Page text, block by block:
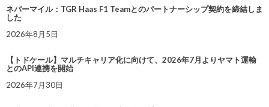
ネバーマイル：TGR Haas F1 Teamとのパートナーシップ契約を締結しま
した
2026年8月5日
【トドケール】マルチキャリア化に向けて、2026年7月よりヤマト運輸
とのAPI連携を開始
2026年7月30日